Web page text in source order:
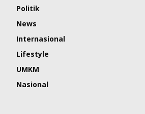
Politik
News
Internasional
Lifestyle
UMKM
Nasional